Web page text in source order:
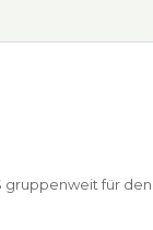
für